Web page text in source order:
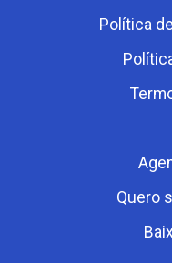
Política
Quero